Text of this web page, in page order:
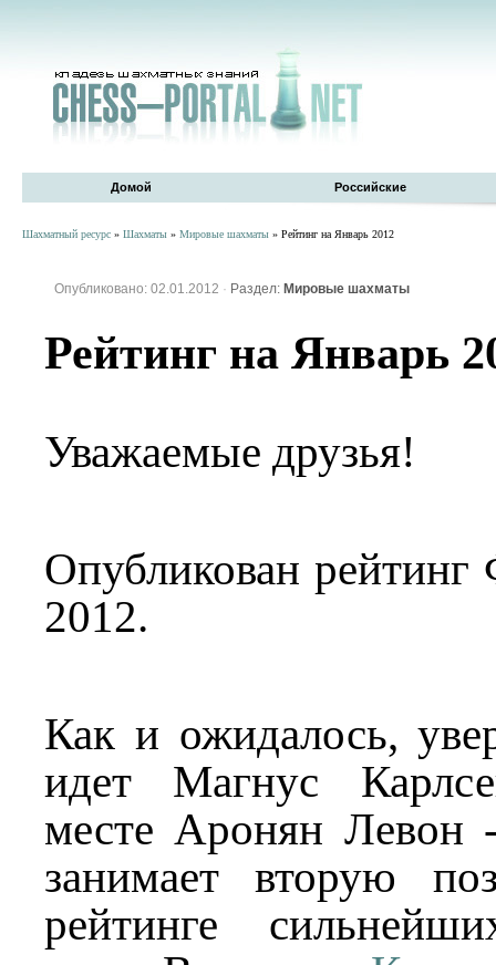
Домой Российские
Шахматный ресурс » Шахматы » Мировые шахматы » Рейтинг на Январь 2012
Опубликовано: 02.01.2012 · Раздел: Мировые шахматы
Рейтинг на Январь
Уважаемые друзья!
Опубликован
2012.
Как и ожидалось,
идет Магнус
месте Аронян Левон
занимает вторую
рейтинге